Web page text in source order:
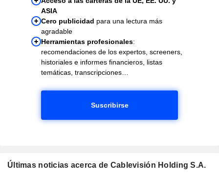
ASIA
Cero publicidad para una lectura más
agradable
Herramientas profesionales:
recomendaciones de los expertos, screeners,
historiales e informes financieros, listas
temáticas, transcripciones…
Suscribirse
Últimas noticias acerca de Cablevisión Holding S.A.